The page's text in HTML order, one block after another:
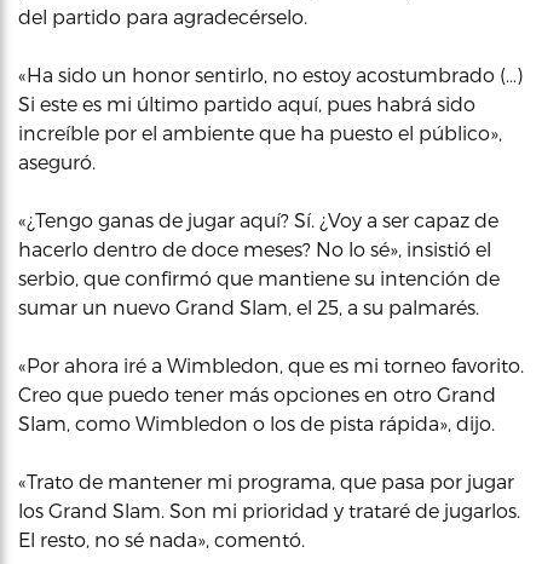
del partido para agradecérselo.
«Ha sido un honor sentirlo, no estoy acostumbrado (…)
Si este es mi último partido aquí, pues habrá sido
increíble por el ambiente que ha puesto el público»,
aseguró.
«¿Tengo ganas de jugar aquí? Sí. ¿Voy a ser capaz de
hacerlo dentro de doce meses? No lo sé», insistió el
serbio, que confirmó que mantiene su intención de
sumar un nuevo Grand Slam, el 25, a su palmarés.
«Por ahora iré a Wimbledon, que es mi torneo favorito.
Creo que puedo tener más opciones en otro Grand
Slam, como Wimbledon o los de pista rápida», dijo.
«Trato de mantener mi programa, que pasa por jugar
los Grand Slam. Son mi prioridad y trataré de jugarlos.
El resto, no sé nada», comentó.